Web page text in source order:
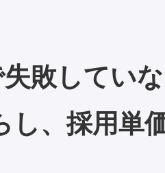
敗してい
、採用単